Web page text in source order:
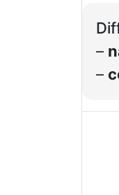
–
–